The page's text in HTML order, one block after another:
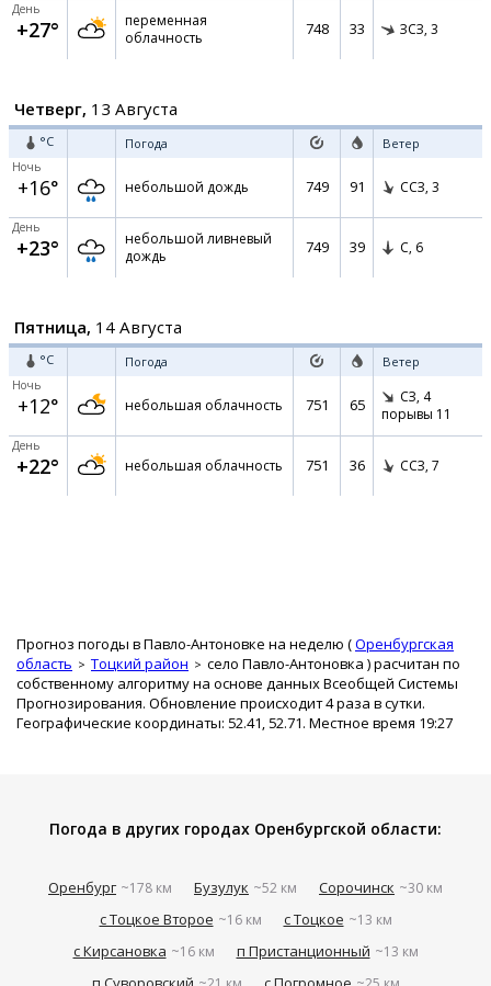
День
+27°
переменная
облачность
748 33 ЗСЗ, 3
Четверг, 13 Августа
°C Погода Ветер
Ночь
+16° небольшой дождь 749 91 ССЗ, 3
День
+23°
небольшой ливневый
дождь
749 39 С, 6
Пятница, 14 Августа
°C Погода Ветер
Ночь
+12° небольшая облачность 751 65 СЗ, 4
порывы 11
День
+22° небольшая облачность 751 36 ССЗ, 7
Прогноз погоды в Павло-Антоновке на неделю (Оренбургская
область
Тоцкий район село Павло-Антоновка ) расчитан по
собственному алгоритму на основе данных Всеобщей Системы
Прогнозирования. Обновление происходит 4 раза в сутки.
Географические координаты: 52.41, 52.71. Местное время 19:27
Погода в других городах Оренбургской области:
Оренбург ~178 км Бузулук ~52 км Сорочинск ~30 км
с Тоцкое Второе ~16 км с Тоцкое ~13 км
с Кирсановка ~16 км п Пристанционный ~13 км